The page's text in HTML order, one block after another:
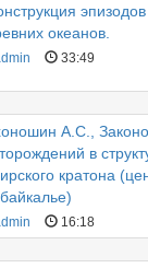
океанов.
33:49
А.С.,
в
кратона
16:18